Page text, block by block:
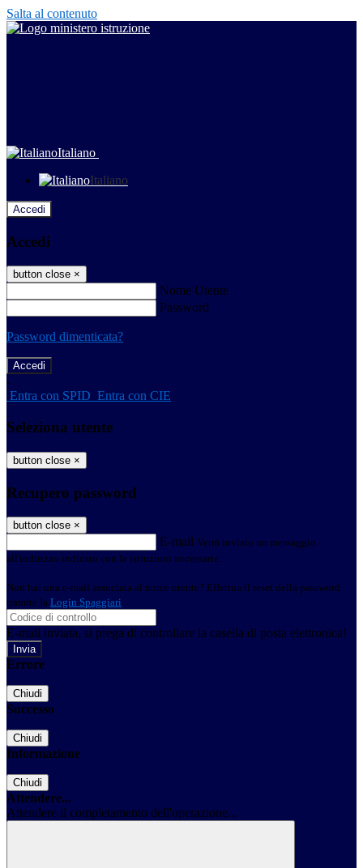
Salta al contenuto
Italiano
Italiano
Accedi
Accedi
button close ×
Nome Utente
Password
Password dimenticata?
-
Entra con SPID Entra con CIE
Seleziona utente
button close ×
Recupero password
button close ×
E-mail Verrà inviato un messaggio
all'indirizzo indicato con le istruzioni necessarie.
Non hai una e-mail associata al nome utente? Effettua il reset della password
tramite la Login Spaggiari
E-mail inviata, si prega di controllare la casella di posta elettronica!
Errore
Chiudi
Successo
Chiudi
Informazione
Chiudi
Attendere...
Attendere il completamento dell'operazione...